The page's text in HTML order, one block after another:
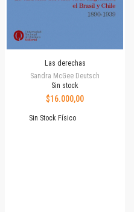
Las derechas
Sandra McGee Deutsch
Sin stock
$16.000,00
Sin Stock Físico